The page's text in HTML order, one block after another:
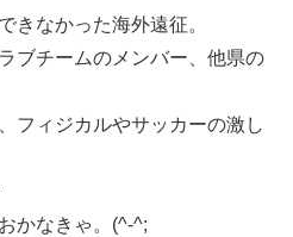
きなかった海外遠征。
ブチームのメンバー、他県の
フィジカルやサッカーの激し
かなきゃ。(^-^;